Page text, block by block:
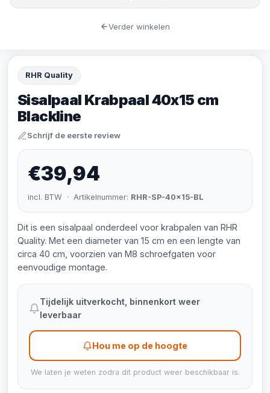
RHR Quality
Sisalpaal Krabpaal 40x15 cm
Blackline
Schrijf de eerste review
€39,94
incl. BTW · Artikelnummer: RHR-SP-40x15-BL
Dit is een sisalpaal onderdeel voor krabpalen van RHR
Quality. Met een diameter van 15 cm en een lengte van
circa 40 cm, voorzien van M8 schroefgaten voor
eenvoudige montage.
Tijdelijk uitverkocht, binnenkort weer
leverbaar
Hou me op de hoogte
We laten je weten zodra dit product weer beschikbaar is.
Verder winkelen